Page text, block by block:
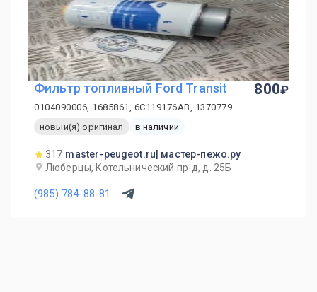
Фильтр топливный Ford Transit
0104090006, 1685861, 6C119176AB, 1370779
новый(я) оригинал
в наличии
317 master-peugeot.ru| мастер-пежо.ру
Люберцы, Котельнический пр-д, д. 25Б
(985) 784-88-81
800